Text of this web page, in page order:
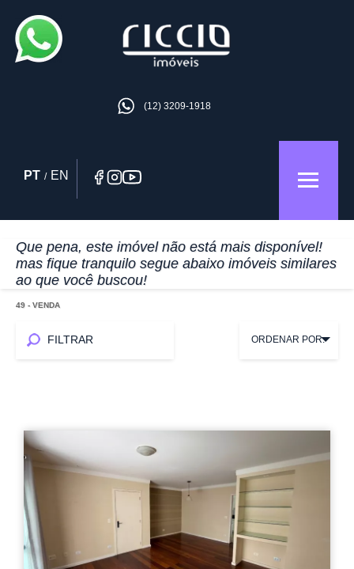
(12) 3209-1918
PT / EN
Que pena, este imóvel não está mais disponível!
mas fique tranquilo segue abaixo imóveis similares
ao que você buscou!
49 - VENDA
FILTRAR ORDENAR POR: